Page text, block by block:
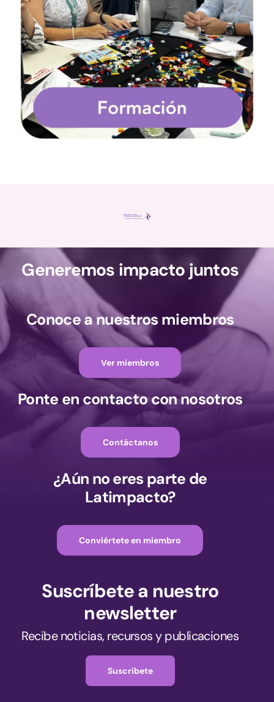
Generemos impacto juntos
Conoce a nuestros miembros
Ver miembros
Ponte en contacto con nosotros
Contáctanos
¿Aún no eres parte de
Latimpacto?
Conviértete en miembro
Suscríbete a nuestro
newsletter
Recibe noticias, recursos y publicaciones
Suscríbete